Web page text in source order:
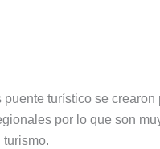
puente turístico se
por lo que son
turismo.